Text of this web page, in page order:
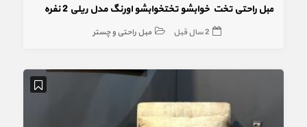
مبل راحتی تخت خوابشو تختخوابشو اورنگ مدل ریلی 2 نفره
2 سال قبل مبل راحتی و چستر